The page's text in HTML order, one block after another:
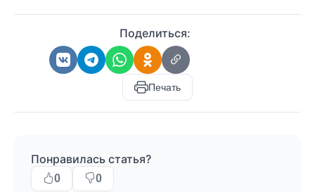
Поделиться:
Печать
Понравилась статья?
0 0